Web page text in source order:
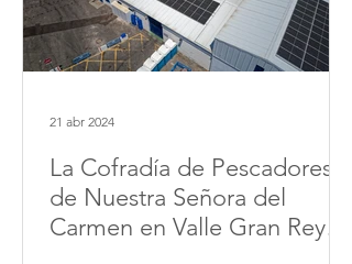
La Cofradía de Pescadores
de Nuestra Señora del
Carmen en Valle Gran Rey se
21 abr 2024